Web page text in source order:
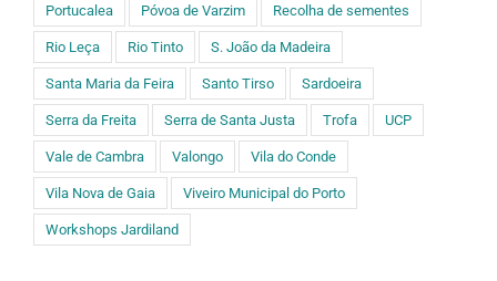
Portucalea Póvoa de Varzim Recolha de sementes
Rio Leça Rio Tinto S. João da Madeira
Santa Maria da Feira Santo Tirso Sardoeira
Serra da Freita Serra de Santa Justa Trofa UCP
Vale de Cambra Valongo Vila do Conde
Vila Nova de Gaia Viveiro Municipal do Porto
Workshops Jardiland